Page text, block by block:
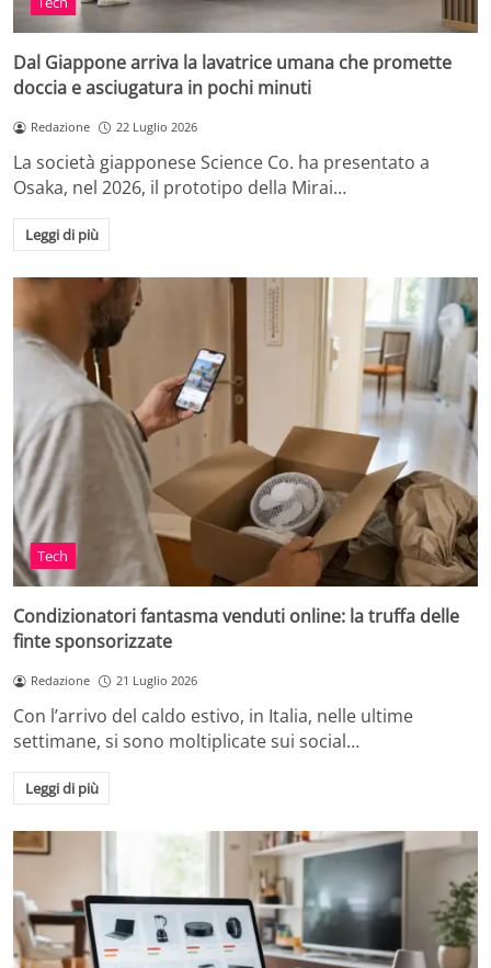
Dal Giappone arriva la lavatrice umana che promette
doccia e asciugatura in pochi minuti
Redazione 22 Luglio 2026
La società giapponese Science Co. ha presentato a
Osaka, nel 2026, il prototipo della Mirai…
Leggi di più
Tech
Condizionatori fantasma venduti online: la truffa delle
finte sponsorizzate
Redazione 21 Luglio 2026
Con l’arrivo del caldo estivo, in Italia, nelle ultime
settimane, si sono moltiplicate sui social…
Leggi di più